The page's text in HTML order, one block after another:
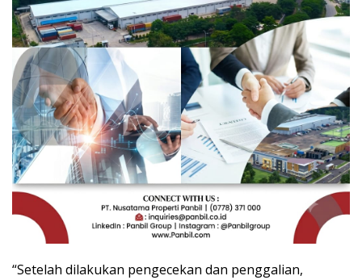
“Setelah dilakukan pengecekan dan penggalian,